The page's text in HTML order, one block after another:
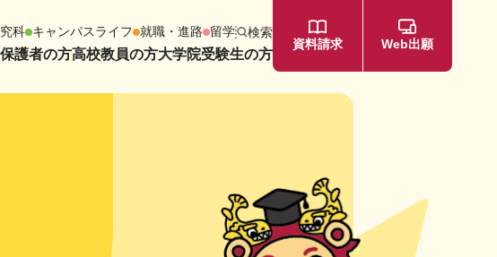
保護者の方高校教員​の方​大学院受験生の方
科 キャンパスライフ 就職・進路 留学
検索
資料請求
Web出願